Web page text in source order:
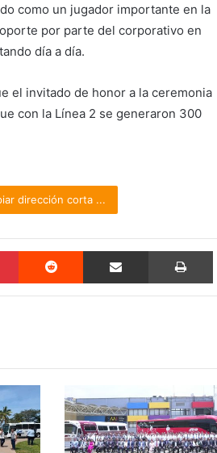
como un jugador importante en la
por parte del corporativo en
día a día.
el invitado de honor a la ceremonia
con la Línea 2 se generaron 300
dirección corta ...
Pinterest Reddit Compartir por correo electrónico